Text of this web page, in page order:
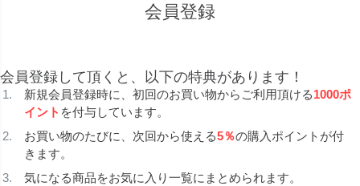
会員登録
会員登録して頂くと、以下の特典があります！
新規会員登録時に、初回のお買い物からご利用頂ける1000ポ
イント を付与しています。
お買い物のたびに、次回から使える5％の購入ポイントが付
きます。
気になる商品をお気に入り一覧にまとめられます。